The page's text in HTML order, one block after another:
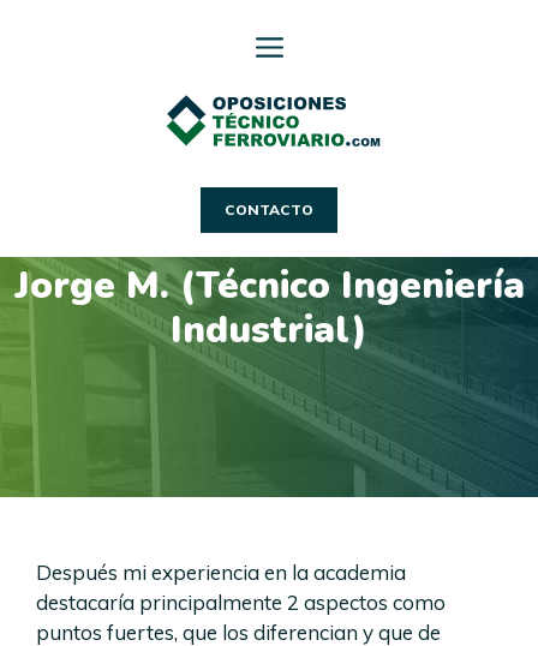
CONTACTO
Jorge M. (Técnico Ingeniería
Industrial)
Después mi experiencia en la academia
destacaría principalmente 2 aspectos como
puntos fuertes, que los diferencian y que de